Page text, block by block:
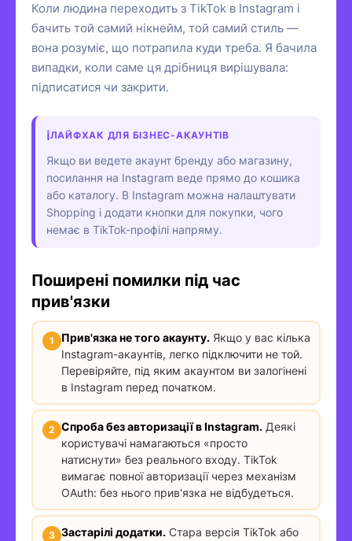
Коли людина переходить з TikTok в Instagram і
бачить той самий нікнейм, той самий стиль —
вона розуміє, що потрапила куди треба. Я бачила
випадки, коли саме ця дрібниця вирішувала:
підписатися чи закрити.
ЛАЙФХАК ДЛЯ БІЗНЕС-АКАУНТІВ
Якщо ви ведете акаунт бренду або магазину,
посилання на Instagram веде прямо до кошика
або каталогу. В Instagram можна налаштувати
Shopping і додати кнопки для покупки, чого
немає в TikTok-профілі напряму.
Поширені помилки під час
прив'язки
Прив'язка не того акаунту.Якщо у вас кілька
Instagram-акаунтів, легко підключити не той.
Перевіряйте, під яким акаунтом ви залогінені
в Instagram перед початком.
Спроба без авторизації в Instagram.Деякі
користувачі намагаються «просто
натиснути» без реального входу. TikTok
вимагає повної авторизації через механізм
OAuth: без нього прив'язка не відбудеться.
Застарілі додатки.Стара версія TikTok або